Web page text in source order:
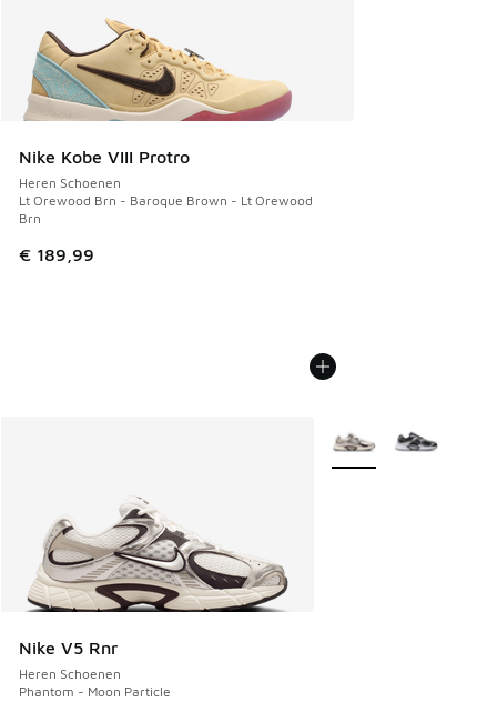
Nike Kobe VIII Protro
Heren Schoenen
Lt Orewood Brn - Baroque Brown - Lt Orewood
Brn
€ 189,99
Nike V5 Rnr
Heren Schoenen
Phantom - Moon Particle
Meer kleuren